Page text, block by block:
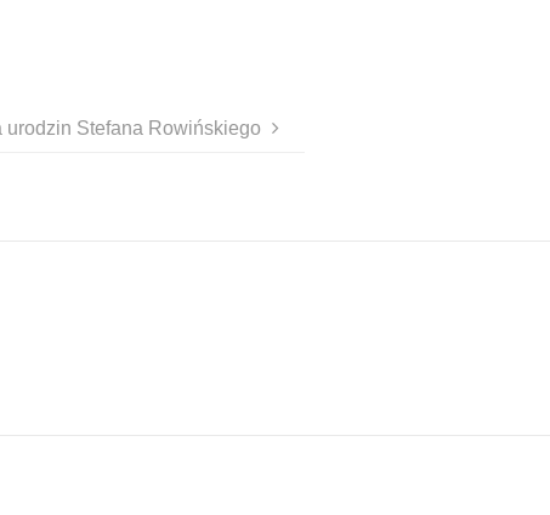
urodzin Stefana Rowińskiego